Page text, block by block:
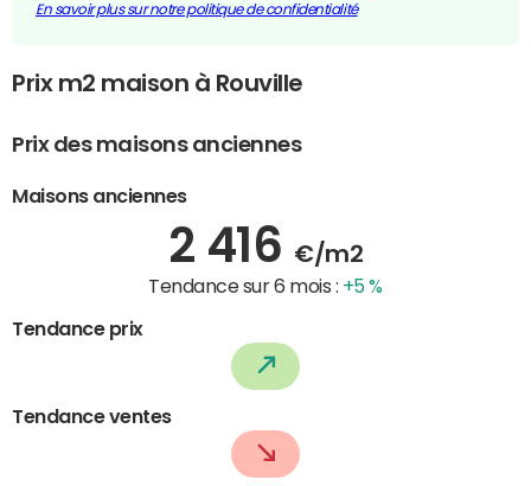
En savoir plus sur notre politique de confidentialité
Prix m2 maison à Rouville
Prix des maisons anciennes
Maisons anciennes
2 416 €/m2
Tendance sur 6 mois : +5 %
Tendance prix
Tendance ventes